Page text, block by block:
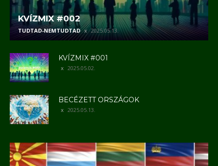
KVÍZMIX #002
TUDTAD-NEMTUDTAD 2025.05.13.
KVÍZMIX #001
2025.05.02.
BECÉZETT ORSZÁGOK
2025.05.13.